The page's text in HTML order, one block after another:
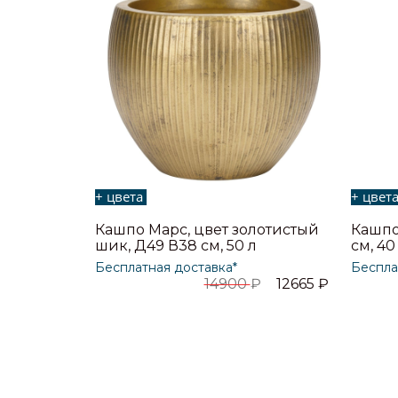
+ цвета
Кашпо Марс, цвет золотистый
шик, Д49 В38 см, 50 л
Бесплатная доставка*
14900₽ 12665 ₽
+
см, 40